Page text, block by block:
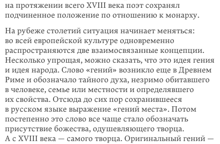
на протяжении всего XVIII века поэт сохранял
подчиненное положение по отношению к монарху.
На рубеже столетий ситуация начинает меняться:
во всей европейской культуре одновременно
распространяются две взаимосвязанные концепции.
Несколько упрощая, можно сказать, что это идея гения
и идея народа. Слово «гений» возникло еще в Древнем
Риме и обозначало тайного духа, незримо обитавшего
в человеке, семье или местности и определявшего
их свойства. Отсюда до сих пор сохранившееся
в русском языке выражение «гений места». Потом
посте­пенно это слово все чаще стало обозначать
присутствие божества, одушевляю­щего творца.
А с XVIII века — самого творца. Оригинальный ге­ний —